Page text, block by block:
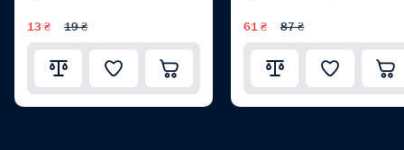
13 ₴ 19 ₴ 61 ₴ 87 ₴